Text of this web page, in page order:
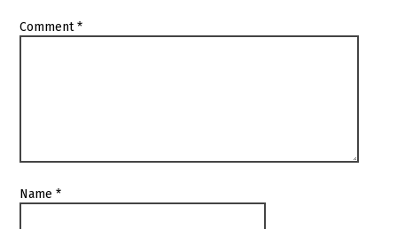
Comment*
Name*